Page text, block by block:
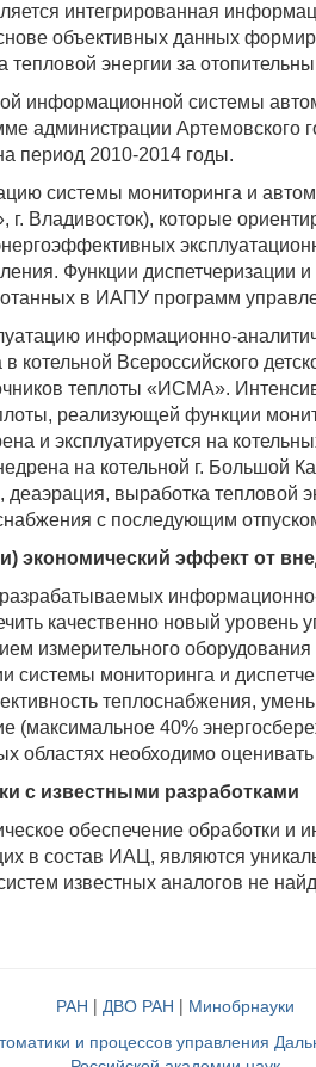
интегрированная
объективных данных
энергии за
информационной системы
администрации Артемовского
период 2010-2014 годы.
системы мониторинга и
Владивосток), которые
Функции
в ИАПУ программ
информационно-
котельной Всероссийского
теплоты «ИСМА».
реализующей функции
и эксплуатируется на
на котельной г. Большой
выработка тепловой
с последующим
экономический эффект от
информационно-
качественно новый
измерительного
системы мониторинга и
теплоснабжения,
(максимальное 40%
областях необходимо
с известными разработками
обеспечение обработки
в состав ИАЦ, являются
известных аналогов не
РАН | ДВО РАН | Минобрнауки
и процессов управления